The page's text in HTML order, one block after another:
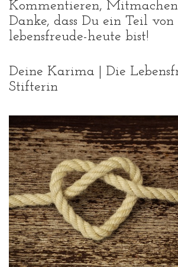
Kommentieren,
Danke, dass Du ein Teil von
lebensfreude-heute bist!
Deine Karima | Die
Stifterin